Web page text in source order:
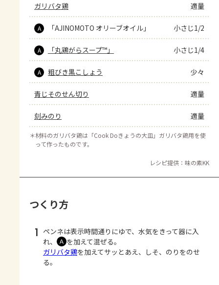
ガリバタ鶏 適量
A 「AJINOMOTO オリーブオイル」 小さじ1/2
A 「丸鶏がらスープ™」 小さじ1/4
A 粗びき黒こしょう 少々
青じそのせん切り 適量
刻みのり 適量
＊材料のガリバタ鶏は「Cook Doきょうの大皿」ガリバタ鶏用を使
って作ったものです。
レシピ提供：味の素KK
つくり方
1 ペンネは表示時間通りにゆで、水気をきって器に入
れ、
Ａ を加えて混ぜる。
ガリバタ鶏を加えてサッとあえ、しそ、のりをのせ
る。